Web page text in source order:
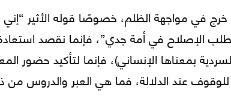
خرج في مواجهة الظلم، خصوصًا قوله الأثير
الإصلاح في أمة جدي”، فإنما نقصد
بمعناها الإنساني)، فإنما لتأكيد حضور
عند الدلالة، فما هي العبر والدروس من